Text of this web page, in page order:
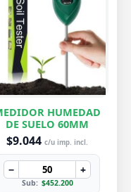
HUMEDAD
DE SUELO 60MM
$9.044 c/u imp. incl.
− +
Sub: $452.200